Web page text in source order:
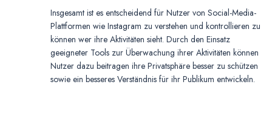
Insgesamt ist es entscheidend für Nutzer von Social-Media-
Plattformen wie Instagram zu verstehen und kontrollieren zu
können wer ihre Aktivitäten sieht. Durch den Einsatz
geeigneter Tools zur Überwachung ihrer Aktivitäten können
Nutzer dazu beitragen ihre Privatsphäre besser zu schützen
sowie ein besseres Verständnis für ihr Publikum entwickeln.